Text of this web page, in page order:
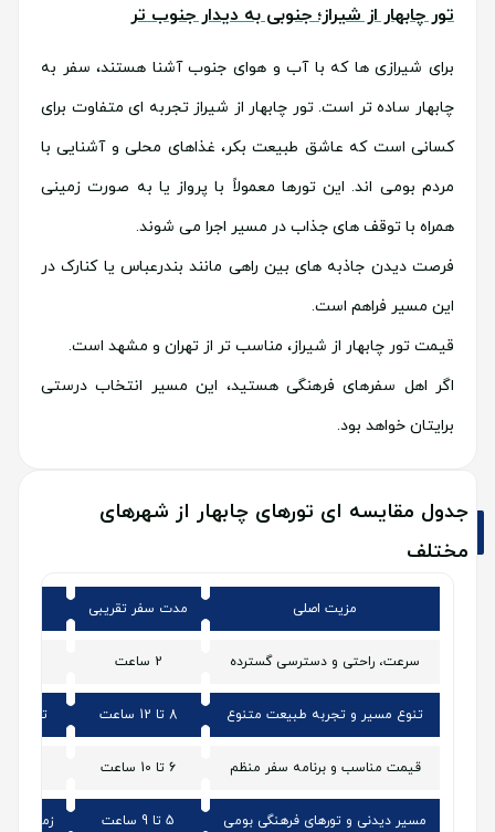
تور چابهار از شیراز؛ جنوبی به دیدار جنوب تر
برای شیرازی ها که با آب و هوای جنوب آشنا هستند، سفر به
چابهار ساده تر است. تور چابهار از شیراز تجربه ای متفاوت برای
کسانی است که عاشق طبیعت بکر، غذاهای محلی و آشنایی با
مردم بومی اند. این تورها معمولاً با پرواز یا به صورت زمینی
همراه با توقف های جذاب در مسیر اجرا می شوند.
فرصت دیدن جاذبه های بین راهی مانند بندرعباس یا کنارک در
این مسیر فراهم است.
قیمت تور چابهار از شیراز، مناسب تر از تهران و مشهد است.
اگر اهل سفرهای فرهنگی هستید، این مسیر انتخاب درستی
برایتان خواهد بود.
جدول مقایسه ای تورهای چابهار از شهرهای
مختلف
مزیت اصلی مدت سفر تقریبی
سرعت، راحتی و دسترسی گسترده 2 ساعت
تنوع مسیر و تجربه طبیعت متنوع 8 تا 12 ساعت ترکیبی
قیمت مناسب و برنامه سفر منظم 6 تا 10 ساعت
مسیر دیدنی و تورهای فرهنگی بومی 5 تا 9 ساعت زمینی یا